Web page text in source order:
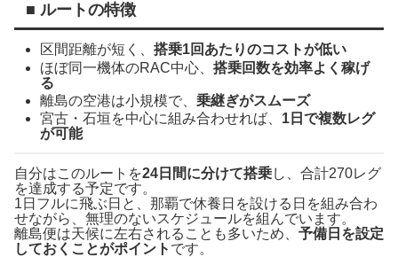
■ ルートの特徴
区間距離が短く、搭乗1回あたりのコストが低い
ほぼ同一機体のRAC中心、搭乗回数を効率よく稼げ
る
離島の空港は小規模で、乗継ぎがスムーズ
宮古・石垣を中心に組み合わせれば、 1日で複数レグ
が可能
自分はこのルートを24日間に分けて搭乗し、合計270レグ
を達成する予定です。
1日フルに飛ぶ日と、那覇で休養日を設ける日を組み合わ
せながら、無理のないスケジュールを組んでいます。
離島便は天候に左右されることも多いため、 予備日を設定
しておくことがポイント です。